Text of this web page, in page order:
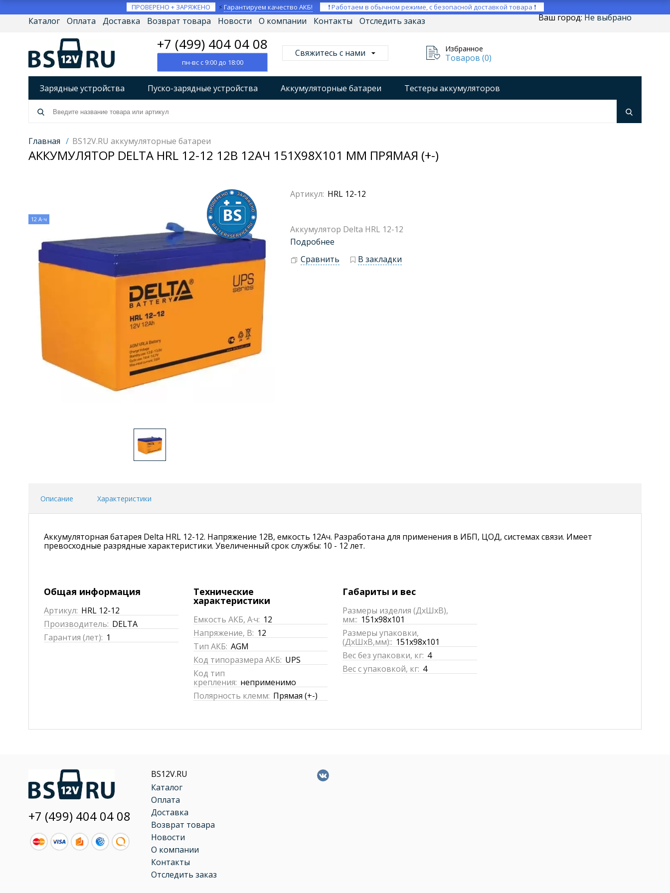
ПРОВЕРЕНО + ЗАРЯЖЕНО ⚡Гарантируем качество АКБ! ❗ Работаем в обычном режиме, с безопасной доставкой товара ❗
Ваш город:Не выбрано
Каталог Оплата Доставка Возврат товара Новости О компании Контакты Отследить заказ
+7 (499) 404 04 08
пн-вс с 9:00 до 18:00
Свяжитесь с нами Избранное
Товаров (0)
Зарядные устройства Пуско-зарядные устройства Аккумуляторные батареи Тестеры аккумуляторов
Разрядно-диагностические устройства
Источники бесперебойного питания (ИБП)
Товары по брендам
Главная / BS12V.RU аккумуляторные батареи
АККУМУЛЯТОР DELTA HRL 12-12 12В 12АЧ 151X98X101 ММ ПРЯМАЯ (+-)
12 А·ч
Артикул: HRL 12-12
Аккумулятор Delta HRL 12-12
Подробнее
Сравнить
В закладки
Описание Характеристики
Аккумуляторная батарея Delta HRL 12-12. Напряжение 12В, емкость 12Ач. Разработана для применения в ИБП, ЦОД, системах связи. Имеет
превосходные разрядные характеристики. Увеличенный срок службы: 10 - 12 лет.
Общая информация
Артикул: HRL 12-12
Производитель: DELTA
Гарантия (лет): 1
Технические
характеристики
Емкость АКБ, А·ч: 12
Напряжение, В: 12
Тип АКБ: AGM
Код типоразмера АКБ: UPS
Код тип
крепления: неприменимо
Полярность клемм: Прямая (+-)
Габариты и вес
Размеры изделия (ДхШхВ),
мм:: 151x98x101
Размеры упаковки,
(ДхШхВ,мм):: 151x98x101
Вес без упаковки, кг: 4
Вес с упаковкой, кг: 4
+7 (499) 404 04 08
BS12V.RU
Каталог
Оплата
Доставка
Возврат товара
Новости
О компании
Контакты
Отследить заказ